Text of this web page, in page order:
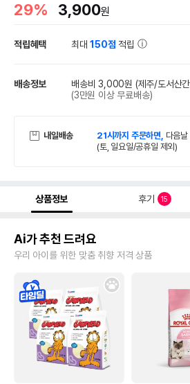
29% 3,900원
적립혜택 최대150점 적립
배송정보 배송비 3,000원 (제주/도서산
(3만원 이상 무료배송)
내일배송 21시까지 주문하면, 다음
(토, 일요일/공휴일 제외)
상품정보 후기 15
Ai가 추천 드려요
우리 아이를 위한 맞춤 취향 저격 상품